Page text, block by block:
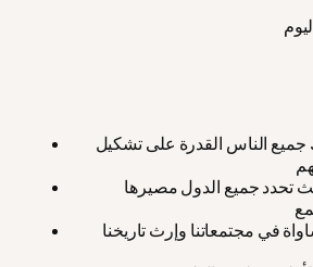
الناس القدرة على تشكيل
تحدد جميع الدول مصيرها
في مجتمعاتنا وإرث تاريخنا